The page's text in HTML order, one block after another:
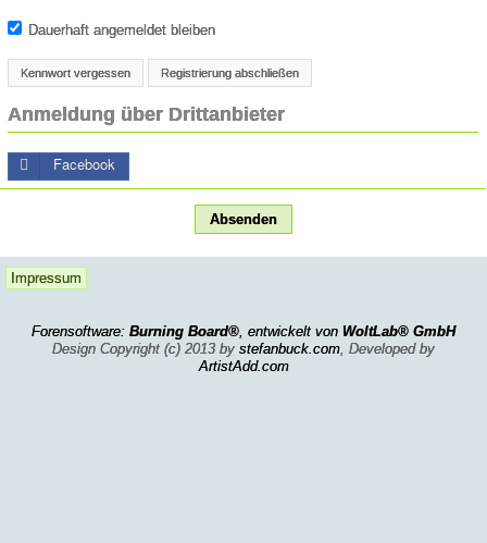
Dauerhaft angemeldet bleiben
Kennwort vergessen Registrierung abschließen
Anmeldung über Drittanbieter
Facebook
Impressum
Forensoftware: Burning Board®, entwickelt von WoltLab® GmbH
Design Copyright (c) 2013 by stefanbuck.com, Developed by
ArtistAdd.com